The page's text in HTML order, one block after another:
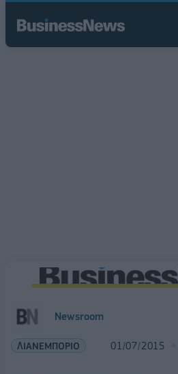
Newsroom
ΛΙΑΝΕΜΠΟΡΙΟ 01/07/2015